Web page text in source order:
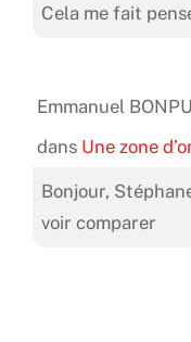
Cela me fait
Emmanuel
dans Une zone
Bonjour,
voir comparer